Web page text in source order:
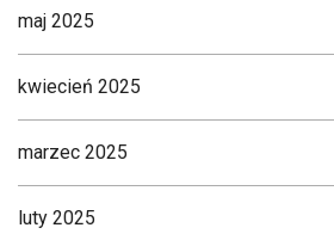
maj 2025
kwiecień 2025
marzec 2025
luty 2025